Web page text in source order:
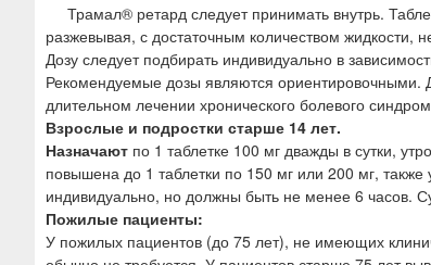
Трамал® ретард следует принимать внутрь.
разжевывая, с достаточным количеством жидкости,
Дозу следует подбирать индивидуально в
Рекомендуемые дозы являются
длительном лечении хронического болевого
Взрослые и подростки старше 14 лет.
Назначают по 1 таблетке 100 мг дважды в сутки,
повышена до 1 таблетки по 150 мг или 200 мг,
индивидуально, но должны быть не менее 6 часов.
Пожилые пациенты:
У пожилых пациентов (до 75 лет), не имеющих